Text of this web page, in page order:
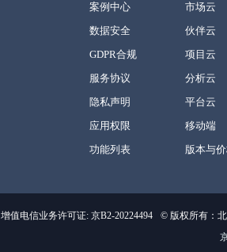
案例中心
数据安全
GDPR合规
服务协议
隐私声明
应用权限
功能列表
市场云
伙伴云
项目云
分析云
平台云
移动端
版本与
增值电信业务许可证: 京B2-20224494 © 版权所有：